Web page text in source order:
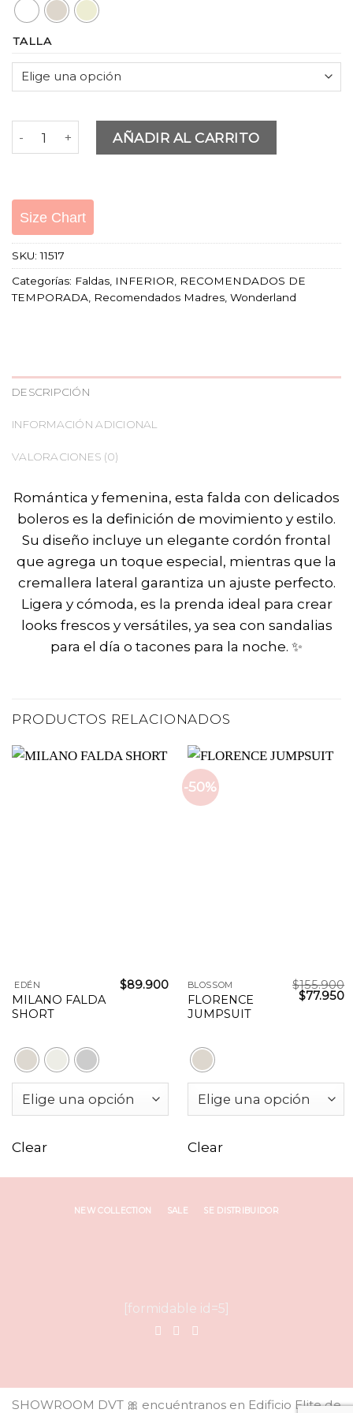
TALLA
WILD WEST SKIRT cantidad
AÑADIR AL CARRITO
Size Chart
SKU:11517
Categorías: Faldas, INFERIOR, RECOMENDADOS DE
TEMPORADA, Recomendados Madres, Wonderland
DESCRIPCIÓN
INFORMACIÓN ADICIONAL
VALORACIONES (0)
Romántica y femenina, esta falda con delicados
boleros es la definición de movimiento y estilo.
Su diseño incluye un elegante cordón frontal
que agrega un toque especial, mientras que la
cremallera lateral garantiza un ajuste perfecto.
Ligera y cómoda, es la prenda ideal para crear
looks frescos y versátiles, ya sea con sandalias
para el día o tacones para la noche. ✨
PRODUCTOS RELACIONADOS
EDÉN
MILANO FALDA
SHORT
$89.900
Clear
-50%
BLOSSOM
FLORENCE
JUMPSUIT
$155.900
El
$77.950
Clear
NEW COLLECTION SALE SE DISTRIBUIDOR
[formidable id=5]
SHOWROOM DVT 🎀 encuéntranos en Edificio Elite de